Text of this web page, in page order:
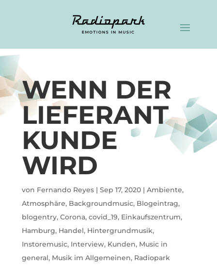
WENN DER
LIEFERANT
KUNDE
WIRD
von Fernando Reyes| Sep 17, 2020| Ambiente,
Atmosphäre, Backgroundmusic, Blogeintrag,
blogentry, Corona, covid_19, Einkaufszentrum,
Hamburg, Handel, Hintergrundmusik,
Instoremusic, Interview, Kunden, Music in
general, Musik im Allgemeinen, Radiopark